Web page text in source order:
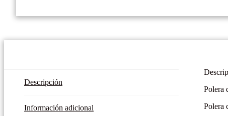
Descripción
Información adicional
Polera
Polera